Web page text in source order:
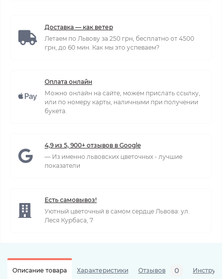
Доставка — как ветер
Летаем по Львову за 250 грн, бесплатно от 4500
грн, до 60 мин. Как мы это успеваем?
Оплата онлайн
Можно онлайн на сайте, можем прислать ссылку,
или по номеру карты, наличными при получении
букета.
4,9 из 5, 900+ отзывов в Google
— Из именно львовских цветочных - лучшие
показатели
Есть самовывоз!
Уютный цветочный в самом сердце Львова: ул.
Леся Курбаса, 7
Описание товара Характеристики Отзывов 0